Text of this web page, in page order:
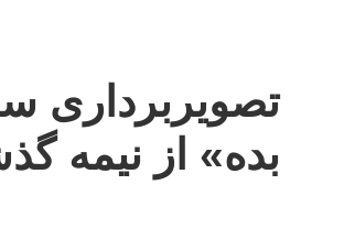
تصویربرداری
بده» از نیمه